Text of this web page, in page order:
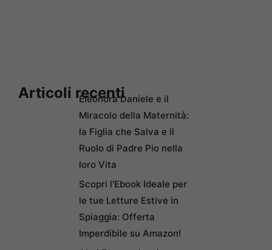
Articoli recentiEleonora Daniele e il
Miracolo della Maternità:
la Figlia che Salva e il
Ruolo di Padre Pio nella
loro Vita
Scopri l’Ebook Ideale per
le tue Letture Estive in
Spiaggia: Offerta
Imperdibile su Amazon!